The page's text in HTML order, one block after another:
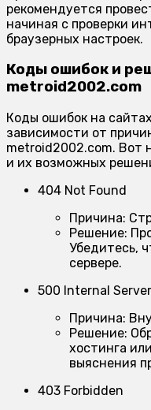
рекомендуется
начиная с проверки
браузерных настроек.
Коды ошибок и
metroid2002.com
Коды ошибок на
зависимости от
metroid2002.com. Вот
и их возможных
404 Not Found
Причина:
Решение:
Убедитесь,
сервере.
500 Internal
Причина:
Решение:
хостинга
выяснения
403 Forbidden